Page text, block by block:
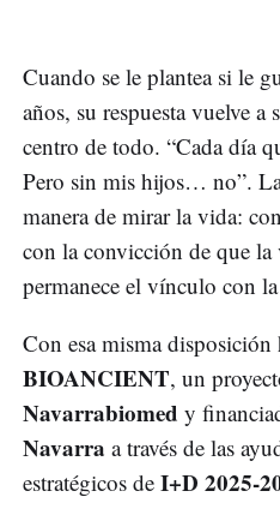
Cuando se le plantea si le
años, su respuesta vuelve a
centro de todo. “Cada día
Pero sin mis hijos… no”.
manera de mirar la vida:
con la convicción de que la
permanece el vínculo con
Con esa misma disposición
BIOANCIENT, un
Navarrabiomed y
Navarra a través de las
estratégicos de I+D 2025-